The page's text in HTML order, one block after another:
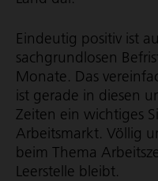
Eindeutig positiv ist
sachgrundlosen
Monate. Das
ist gerade in diesen
Zeiten ein wichtiges
Arbeitsmarkt. Völlig
beim Thema
Leerstelle bleibt.